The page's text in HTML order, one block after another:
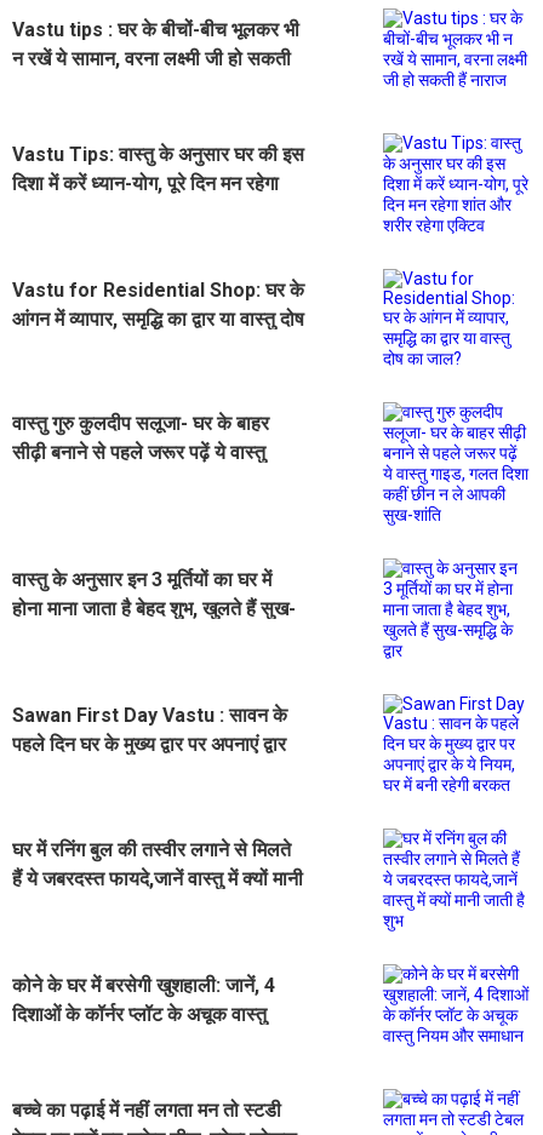
Vastu tips : घर के बीचों-बीच भूलकर भी
न रखें ये सामान, वरना लक्ष्मी जी हो सकती
Vastu Tips: वास्तु के अनुसार घर की इस
दिशा में करें ध्यान-योग, पूरे दिन मन रहेगा
Vastu for Residential Shop: घर के
आंगन में व्यापार, समृद्धि का द्वार या वास्तु दोष
वास्तु गुरु कुलदीप सलूजा- घर के बाहर
सीढ़ी बनाने से पहले जरूर पढ़ें ये वास्तु
वास्तु के अनुसार इन 3 मूर्तियों का घर में
होना माना जाता है बेहद शुभ, खुलते हैं सुख-
Sawan First Day Vastu : सावन के
पहले दिन घर के मुख्य द्वार पर अपनाएं द्वार
घर में रनिंग बुल की तस्वीर लगाने से मिलते
हैं ये जबरदस्त फायदे,जानें वास्तु में क्यों मानी
कोने के घर में बरसेगी खुशहाली: जानें, 4
दिशाओं के कॉर्नर प्लॉट के अचूक वास्तु
बच्चे का पढ़ाई में नहीं लगता मन तो स्टडी